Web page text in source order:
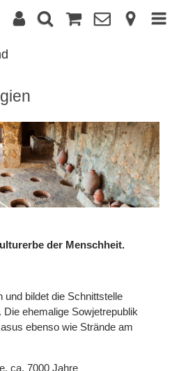
der Menschheit.
und bildet die Schnittstelle
ehemalige Sowjetrepublik
ebenso wie Strände am
ca. 7000 Jahre